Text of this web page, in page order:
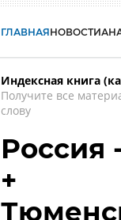
ГЛАВНАЯНОВОСТИ
Индексная книга
Получите все
слову
Россия
+